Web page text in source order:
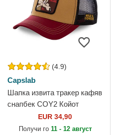
(4.9)
Capslab
Шапка извита тракер кафяв
снапбек COY2 Койот
Looney Tunes от Capslab
EUR 34,90
Получи го 11 - 12 август